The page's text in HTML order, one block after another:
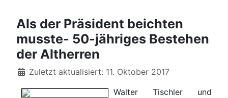
Als der Präsident beichten
musste- 50-jähriges Bestehen
der Altherren
DetailsZuletzt aktualisiert: 11. Oktober 2017
Walter Tischler und